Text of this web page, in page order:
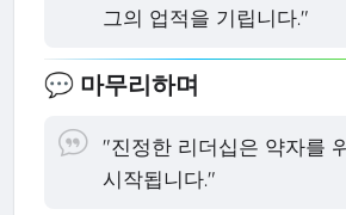
그의 업적을 기립니다."
💬 마무리하며
"진정한 리더십은 약자를
시작됩니다."